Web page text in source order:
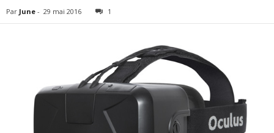
Par June - 29 mai 2016 1